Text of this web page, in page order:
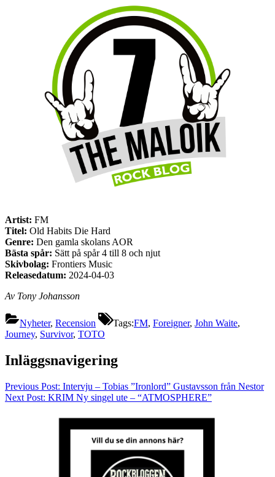
Artist: FM
Titel: Old Habits Die Hard
Genre: Den gamla skolans AOR
Bästa spår: Sätt på spår 4 till 8 och njut
Skivbolag: Frontiers Music
Releasedatum: 2024-04-03
Av Tony Johansson
Nyheter, Recension Tags:FM, Foreigner, John Waite,
Journey, Survivor, TOTO
Inläggsnavigering
Previous Post: Intervju – Tobias ”Ironlord” Gustavsson från Nestor
Next Post: KRIM Ny singel ute – “ATMOSPHERE”